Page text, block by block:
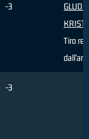
-3
Tiro
-3